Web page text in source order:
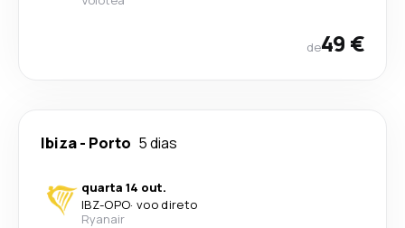
de49 €
Ibiza- Porto 5 dias
quarta 14 out.
IBZ-OPO· voo direto
Ryanair